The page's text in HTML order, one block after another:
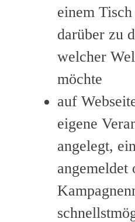
einem
darüber zu
welcher
möchte
auf
eigene
angelegt,
angemeldet